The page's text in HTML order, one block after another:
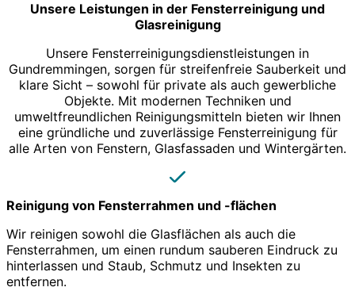
Unsere Leistungen in der Fensterreinigung und
Glasreinigung
Unsere Fensterreinigungsdienstleistungen in
Gundremmingen, sorgen für streifenfreie Sauberkeit und
klare Sicht – sowohl für private als auch gewerbliche
Objekte. Mit modernen Techniken und
umweltfreundlichen Reinigungsmitteln bieten wir Ihnen
eine gründliche und zuverlässige Fensterreinigung für
alle Arten von Fenstern, Glasfassaden und Wintergärten.
Reinigung von Fensterrahmen und -flächen
Wir reinigen sowohl die Glasflächen als auch die
Fensterrahmen, um einen rundum sauberen Eindruck zu
hinterlassen und Staub, Schmutz und Insekten zu
entfernen.